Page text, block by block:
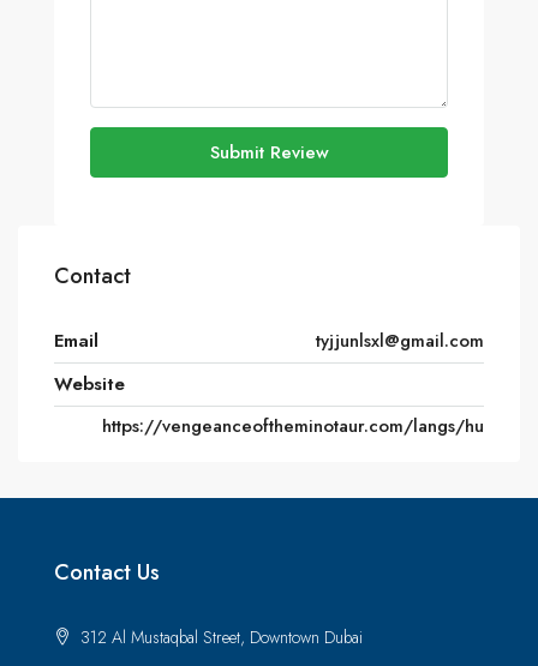
Submit Review
Contact
Email
tyjjunlsxl@gmail.com
Website
https://vengeanceoftheminotaur.com/langs/hu
Contact Us
312 Al Mustaqbal Street, Downtown Dubai